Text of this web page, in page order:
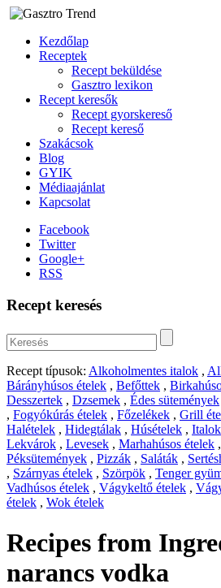
Kezdőlap
Receptek
Recept beküldése
Gasztro lexikon
Recept keresők
Recept gyorskereső
Recept kereső
Szakácsok
Blog
GYIK
Médiaajánlat
Kapcsolat
Facebook
Twitter
Google+
RSS
Recept keresés
Recept típusok: Alkoholmentes italok ,
Bárányhúsos ételek , Befőttek ,
Desszertek , Dzsemek , Édes sütemények
, Fogyókúrás ételek , Főzelékek , Grill
Halételek , Hidegtálak , Húsételek , Italok
Lekvárok , Levesek , Marhahúsos ételek ,
Péksütemények , Pizzák , Saláták ,
, Szárnyas ételek , Szörpök , Tenger
Vadhúsos ételek , Vágykeltő ételek ,
ételek , Wok ételek
Recipes from
narancs vodka